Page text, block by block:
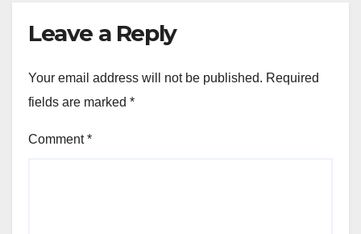
Leave a Reply
Your email address will not be published. Required
fields are marked *
Comment*